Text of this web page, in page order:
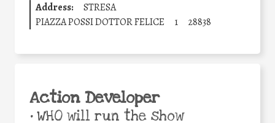
Address:
STRESA
PIAZZA POSSI DOTTOR FELICE
1 28838
Action Developer
•WHO will run the show